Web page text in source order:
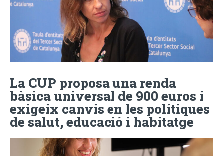
La CUP proposa una renda
bàsica universal de 900 euros i
exigeix canvis en les polítiques
de salut, educació i habitatge